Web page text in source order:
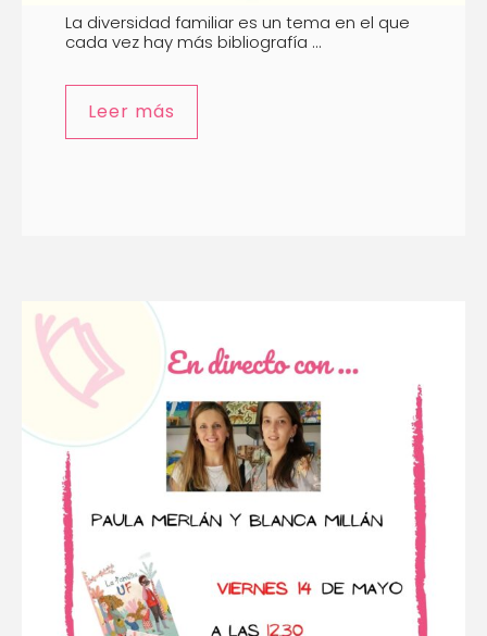
La diversidad familiar es un tema en el que
cada vez hay más bibliografía ...
Leer más